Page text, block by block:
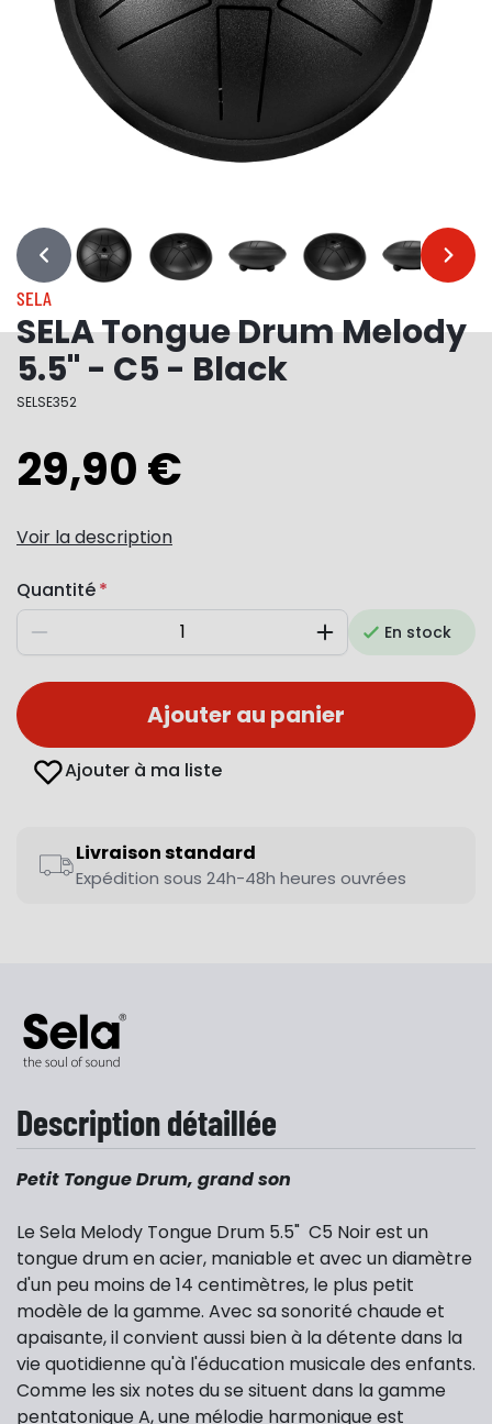
… …
SELA
SELA Tongue Drum Melody
5.5" - C5 - Black
SELSE352
29,90 €
Voir la description
Quantité
Diminuer AugmenterEn stock
Ajouter au panier
Ajouter à ma liste
Livraison standard
Expédition sous 24h-48h heures ouvrées
Description détaillée
Petit Tongue Drum, grand son
Le Sela Melody Tongue Drum 5.5" C5 Noirest un
tongue drum en acier, maniable et avec un diamètre
d'un peu moins de 14 centimètres, le plus petit
modèle de la gamme. Avec sa sonorité chaude et
apaisante, il convient aussi bien à la détente dans la
vie quotidienne qu'à l'éducation musicale des enfants.
Comme les six notes du se situent dans la gamme
pentatonique A, une mélodie harmonique est